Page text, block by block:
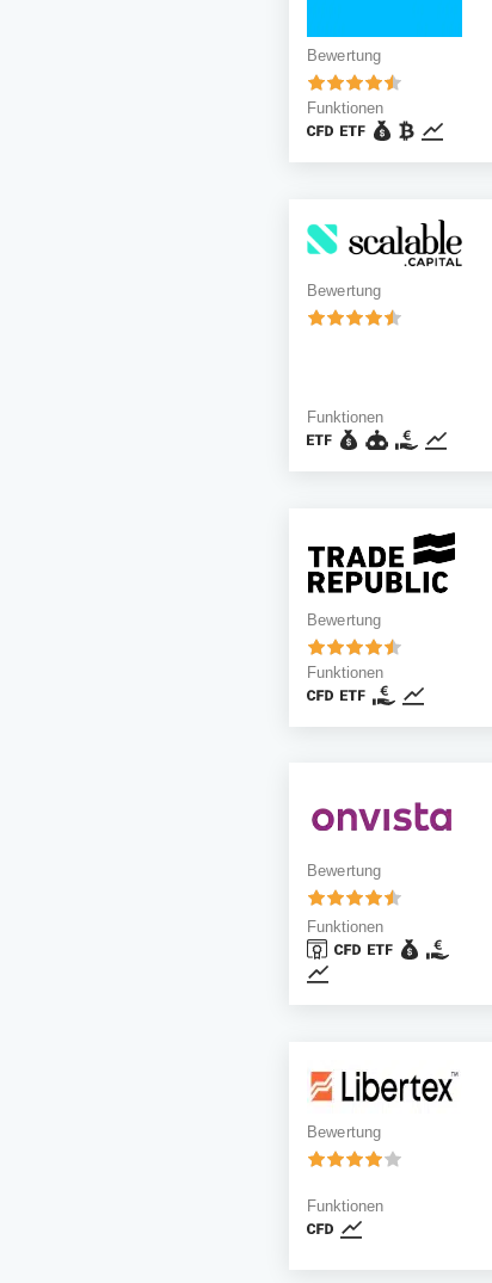
Bewertung
Funktionen
Bewertung
Funktionen
Bewertung
Funktionen
Bewertung
Funktionen
Bewertung
Funktionen